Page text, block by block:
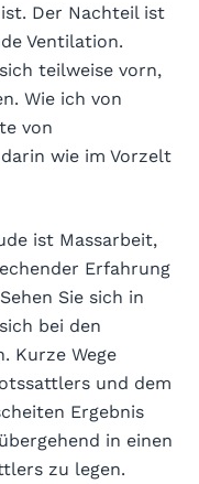
Der Nachteil ist
Ventilation.
teilweise vorn,
Wie ich von
von
wie im Vorzelt
ist Massarbeit,
Erfahrung
Sie sich in
bei den
Kurze Wege
und dem
Ergebnis
in einen
zu legen.